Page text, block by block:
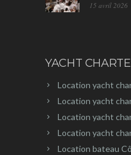
15 avril 2026
YACHT
Location yacht
Location yacht
Location yacht
Location yacht
Location bateau